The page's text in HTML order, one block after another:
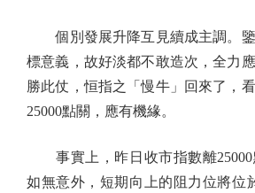
個別發展升降互見續成主調。鑒
標意義，故好淡都不敢造次，全力
勝此仗，恒指之「慢牛」回來了，
25000點關，應有機緣。
事實上，昨日收市指數離25000
如無意外，短期向上的阻力位將位